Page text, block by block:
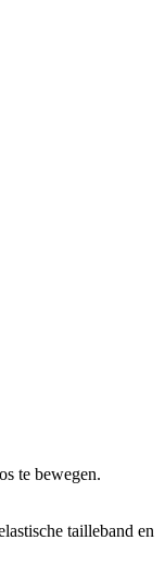
te bewegen.
tailleband en